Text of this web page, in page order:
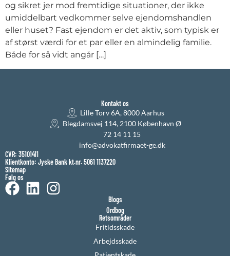
og sikret jer mod fremtidige situationer, der ikke
umiddelbart vedkommer selve ejendomshandlen
eller huset? Fast ejendom er det aktiv, som typisk er
af størst værdi for et par eller en almindelig familie.
Både for så vidt angår […]
Kontakt os
Lille Torv 6A, 8000 Aarhus
Blegdamsvej 114, 2100 København Ø
72 14 11 15
info@advokatfirmaet-ge.dk
CVR: 35101411
Klientkonto: Jyske Bank kt.nr. 5061 1137220
Sitemap
Følg os
Blogs
Ordbog
Retsområder
Fritidsskade
Arbejdsskade